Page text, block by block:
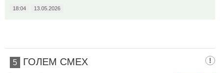
18:04 13.05.2026
5 ГОЛЕМ СМЕХ